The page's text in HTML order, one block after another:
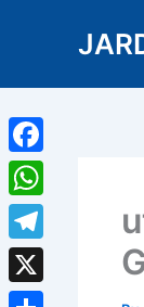
Facebook
WhatsApp
Telegram
X